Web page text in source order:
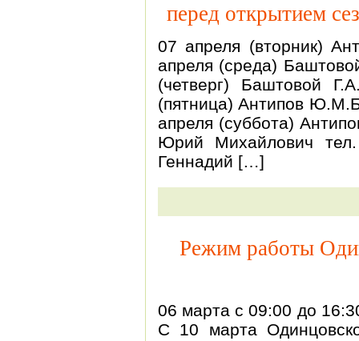
перед открытием
07 апреля (вторник)
апреля (среда)
(четверг) Баштовой
(пятница) Антипов
апреля (суббота)
Юрий Михайлович
Геннадий […]
Режим работы
06 марта с 09:00 до
С 10 марта